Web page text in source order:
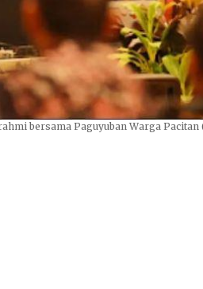
bersama Paguyuban Warga Pacitan